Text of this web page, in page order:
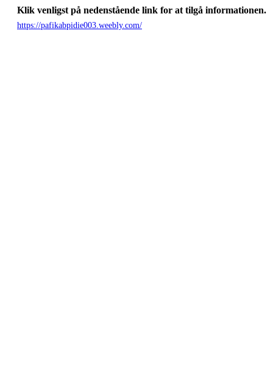
Klik venligst på nedenstående link for at tilgå informationen.
https://pafikabpidie003.weebly.com/